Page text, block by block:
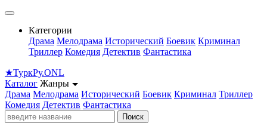
Категории
Драма Мелодрама Исторический Боевик Криминал
Триллер Комедия Детектив Фантастика
★ТуркРу.ONL
Каталог Жанры
Драма Мелодрама Исторический Боевик Криминал Триллер
Комедия Детектив Фантастика
Поиск